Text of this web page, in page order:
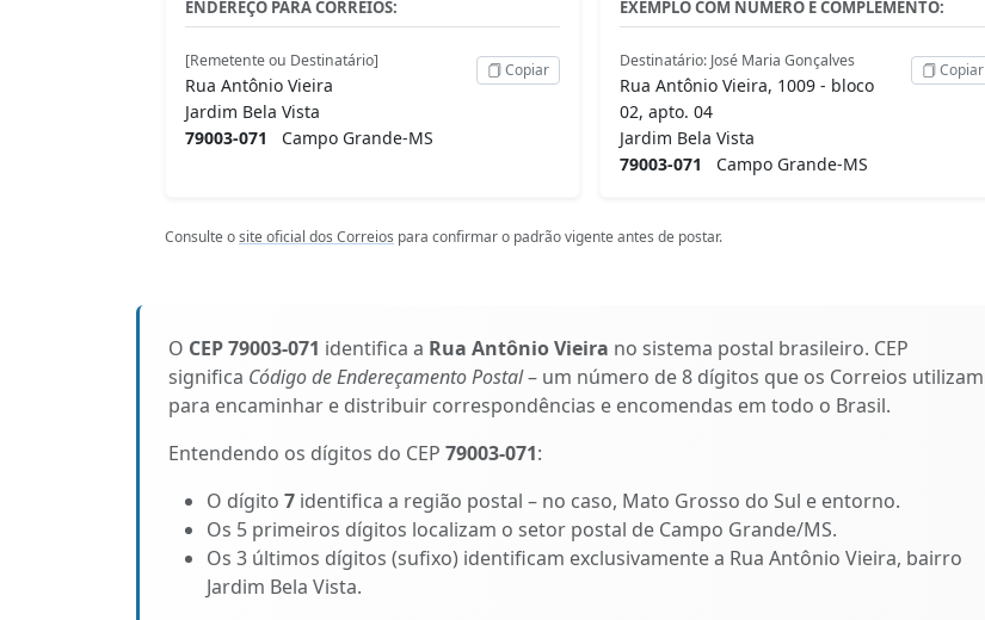
ENDEREÇO PARA CORREIOS:
[Remetente ou Destinatário]
Rua Antônio Vieira
Jardim Bela Vista
79003-071
Campo Grande-MS
Copiar
EXEMPLO COM NÚMERO E COMPLEMENTO:
Destinatário: José Maria Gonçalves
Rua Antônio Vieira, 1009 - bloco
02, apto. 04
Jardim Bela Vista
79003-071
Campo Grande-MS
Copiar
Consulte osite oficial dos Correios para confirmar o padrão vigente antes de postar.
O CEP 79003-071 identifica a Rua Antônio Vieira no sistema postal brasileiro. CEP
significa Código de Endereçamento Postal– um número de 8 dígitos que os Correios utilizam
para encaminhar e distribuir correspondências e encomendas em todo o Brasil.
Entendendo os dígitos do CEP 79003-071:
O dígito 7 identifica a região postal – no caso, Mato Grosso do Sul e entorno.
Os 5 primeiros dígitos localizam o setor postal de Campo Grande/MS.
Os 3 últimos dígitos (sufixo) identificam exclusivamente a Rua Antônio Vieira, bairro
Jardim Bela Vista.